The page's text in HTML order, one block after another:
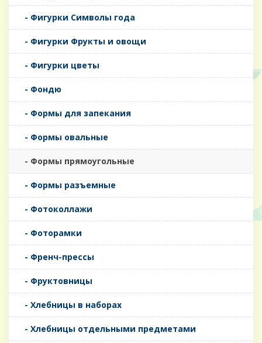
- Фигурки Символы года
- Фигурки Фрукты и овощи
- Фигурки цветы
- Фондю
- Формы для запекания
- Формы овальные
- Формы прямоугольные
- Формы разъемные
- Фотоколлажи
- Фоторамки
- Френч-прессы
- Фруктовницы
- Хлебницы в наборах
- Хлебницы отдельными предметами